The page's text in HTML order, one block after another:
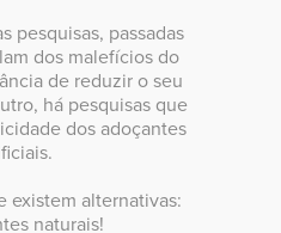
pesquisas, passadas
dos malefícios do
de reduzir o seu
há pesquisas que
dos adoçantes
existem alternativas:
naturais!